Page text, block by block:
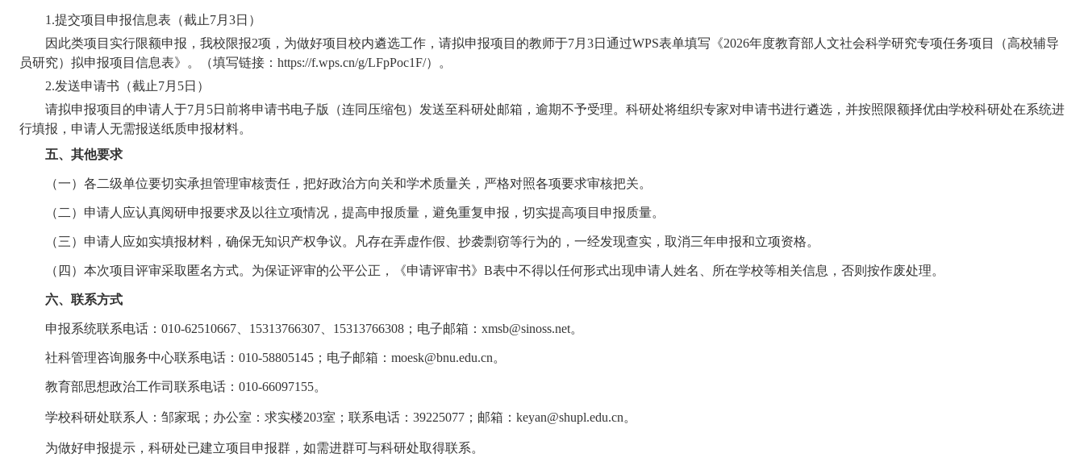
1.提交项目申报信息表（截止7月3日）
因此类项目实行限额申报，我校限报2项，为做好项目校内遴选工作， 请拟申报项目的教师于7月3日通过WPS表单填写《2026年度教育部人文社会科学研究专项任务项目（高校辅导
员研究）拟申报项目信息表》。（填写链接：https://f.wps.cn/g/LFpPoc1F/）。
2.发送申请书（截止7月5日）
请拟申报项目的申请人于7月 5日前将申请书电子版（连同压缩包）发送至科研处邮箱，逾期不予受理。科研处将组织专家对申请书进行遴选，并按照限额择优由学校科研处在系统进
行填报 ，申请人 无需报送纸质申报材料。
五、其他要求
（一）各二级单位要切实承担管理审核责任，把好政治方向关和学术质量关，严格对照各项要求审核把关。
（二）申请人应认真阅研申报要求及以往立项情况，提高申报质量，避免重复申报，切实提高项目申报质量。
（三）申请人应如实填报材料，确保无知识产权争议。凡存在弄虚作假、抄袭剽窃等行为的，一经发现查实，取消三年申报和立项资格。
（四）本次项目评审采取匿名方式。为保证评审的公平公正，《申请评审书》B表中不得以任何形式出现申请人姓名、所在学校等相关信息，否则按作废处理。
六、联系方式
申报系统联系电话：010-62510667、15313766307、15313766308；电子邮箱：xmsb@sinoss.net。
社科管理咨询服务中心联系电话：010-58805145；电子邮箱：moesk@bnu.edu.cn。
教育部思想政治工作司联系电话：010-66097155。
学校科研处联系人：邹家珉；办公室：求实楼203室；联系电话：39225077；邮箱： keyan@shupl.edu.cn。
为做好申报提示，科研处已建立项目申报群，如需进群可与科研处取得联系。